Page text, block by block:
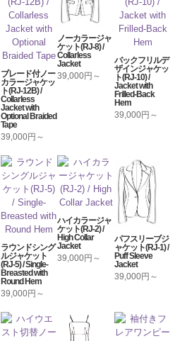
ブレード付ノー
カラージャケッ
ト(RJ-12B) /
Collarless
Jacket with
Optional Braided
Tape
39,000円～
ノーカラージャ
ケット(RJ-8) /
Collarless
Jacket
39,000円～
バックフリルデ
ザインジャケッ
ト(RJ-10) /
Jacket with
Frilled-Back
Hem
39,000円～
ラウンドシング
ルジャケット
(RJ-5) / Single-
Breasted with
Round Hem
39,000円～
ハイカラージャ
ケット(RJ-2) /
High Collar
Jacket
39,000円～
パフスリーブジ
ャケット(RJ-1) /
Puff Sleeve
Jacket
39,000円～